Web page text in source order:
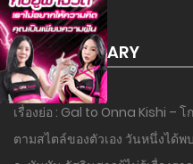
SUMMARY
เรื่องย่อ : Gal to Onna Kishi –
ตามสไตล์ของตัวเอง วันหนึ่งได้